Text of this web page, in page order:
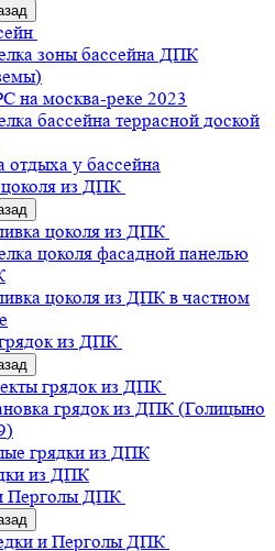
зоны бассейна ДПК
на москва-реке 2023
бассейна террасной доской
отдыха у бассейна
из ДПК
цоколя из ДПК
цоколя фасадной панелью
цоколя из ДПК в частном
из ДПК
грядок из ДПК
грядок из ДПК (Голицыно
грядки из ДПК
из ДПК
Перголы ДПК
и Перголы ДПК